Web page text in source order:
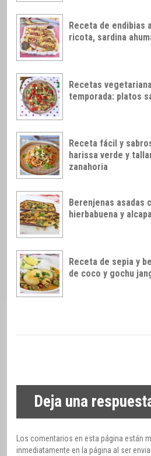
Receta de endibias
ricota, sardina
Recetas
temporada: platos
Receta fácil y
harissa verde y
zanahoria
Berenjenas asadas
hierbabuena y
Receta de sepia y
de coco y gochu
Deja una
Los comentarios en esta página están
inmediatamente en la página al ser